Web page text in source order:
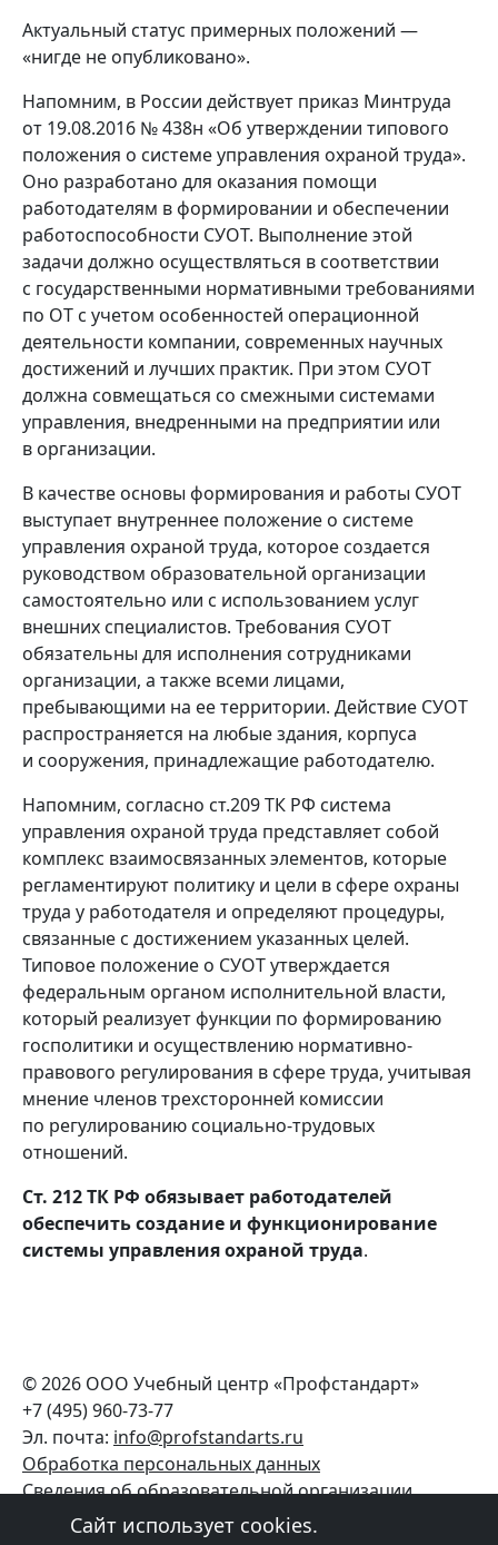
Актуальный статус примерных положений —
«нигде не опубликовано».
Напомним, в России действует приказ Минтруда
от 19.08.2016 № 438н «Об утверждении типового
положения о системе управления охраной труда».
Оно разработано для оказания помощи
работодателям в формировании и обеспечении
работоспособности СУОТ. Выполнение этой
задачи должно осуществляться в соответствии
с государственными нормативными требованиями
по ОТ с учетом особенностей операционной
деятельности компании, современных научных
достижений и лучших практик. При этом СУОТ
должна совмещаться со смежными системами
управления, внедренными на предприятии или
в организации.
В качестве основы формирования и работы СУОТ
выступает внутреннее положение о системе
управления охраной труда, которое создается
руководством образовательной организации
самостоятельно или с использованием услуг
внешних специалистов. Требования СУОТ
обязательны для исполнения сотрудниками
организации, а также всеми лицами,
пребывающими на ее территории. Действие СУОТ
распространяется на любые здания, корпуса
и сооружения, принадлежащие работодателю.
Напомним, согласно ст.209 ТК РФ система
управления охраной труда представляет собой
комплекс взаимосвязанных элементов, которые
регламентируют политику и цели в сфере охраны
труда у работодателя и определяют процедуры,
связанные с достижением указанных целей.
Типовое положение о СУОТ утверждается
федеральным органом исполнительной власти,
который реализует функции по формированию
госполитики и осуществлению нормативно-
правового регулирования в сфере труда, учитывая
мнение членов трехсторонней комиссии
по регулированию социально-трудовых
отношений.
Ст. 212 ТК РФ обязывает работодателей
обеспечить создание и функционирование
системы управления охраной труда.
© 2026 ООО Учебный центр «Профстандарт»
+7 (495) 960-73-77
Эл. почта: info@profstandarts.ru
Обработка персональных данных
Сведения об образовательной организации
ЛицензияСайт использует cookies.